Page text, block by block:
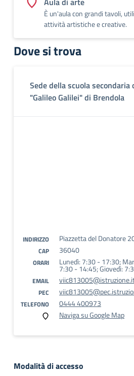
È un'aula con grandi tavoli,
attività artistiche e creative.
Dove si trova
Sede della scuola
"Galileo Galilei" di Brendola
INDIRIZZO Piazzetta del Donatore
CAP 36040
ORARI Lunedì: 7:30 - 17:30;
7:30 - 14:45; Giovedì:
EMAIL
PEC
TELEFONO
0444 400973
Naviga su Google Map
Modalità di accesso